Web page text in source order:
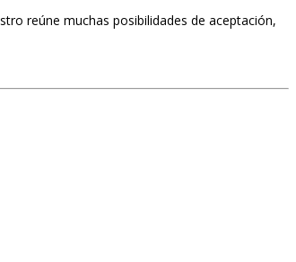
reúne muchas posibilidades de aceptación,